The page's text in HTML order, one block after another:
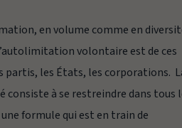
en volume comme en
volontaire est de ces
partis, les États, les corporations.
consiste à se restreindre dans tous
une formule qui est en train de